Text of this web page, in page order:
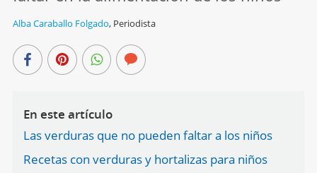
Alba Caraballo Folgado, Periodista
En este artículo
Las verduras que no pueden faltar a los niños
Recetas con verduras y hortalizas para niños